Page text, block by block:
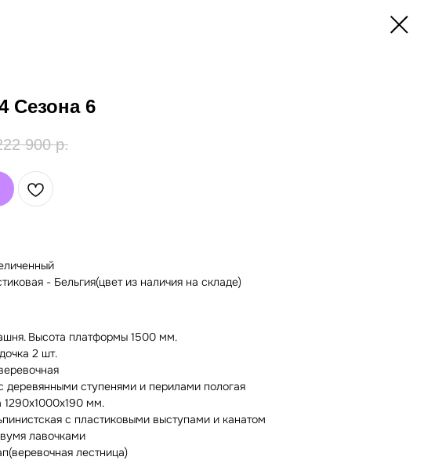
Сезона 6
900 р.
- Бельгия(цвет из наличия на складе)
Высота платформы 1500 мм.
2 шт.
деревянными ступенями и перилами пологая
1290х1000х190 мм.
с пластиковыми выступами и канатом
лавочками
лестница)